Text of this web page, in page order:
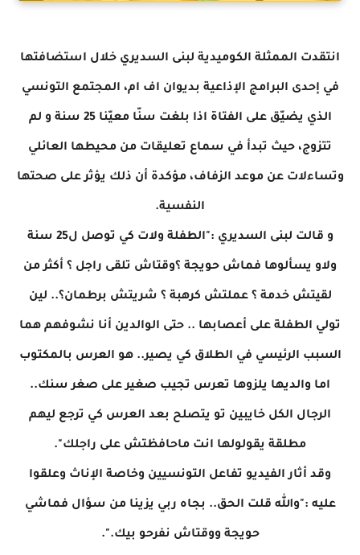
انتقدت الممثلة الكوميدية لبنى السديري خلال استضافتها
في إحدى البرامج الإذاعية بديوان اف ام، المجتمع التونسي
الذي يضيّق على الفتاة اذا بلغت سنّا معيّنا 25 سنة و لم
تتزوج، حيث تبدأ في سماع تعليقات من محيطها العائلي
وتساءلات عن موعد الزفاف، مؤكدة أن ذلك يؤثر على صحتها
النفسية.
و قالت لبنى السديري :"الطفلة ولات كي توصل ل25 سنة
ولاو يسألوها فماش حويجة ؟وقتاش تلقى راجل ؟ أكثر من
لقيتش خدمة ؟ عملتش كرهبة ؟ شريتش برطمان؟.. لين
تولي الطفلة على أعصابها .. حتى الوالدين أنا نشوفهم هما
السبب الرئيسي في الطلاق كي يصير.. هو العرس بالمكتوب
اما والديها يلزوها تعرس تجيب صغير على صغر سنك..
الرجال الكل خايبين تو يتصلح بعد العرس كي ترجع ليهم
مطلقة يقولولها انت ماحافظتش على راجلك".
وقد أثار الفيديو تفاعل التونسيين وخاصة الإناث وعلقوا
عليه :"والله قلت الحق.. بجاه ربي يزينا من سؤال فماشي
حويجة ووقتاش نفرحو بيك.".